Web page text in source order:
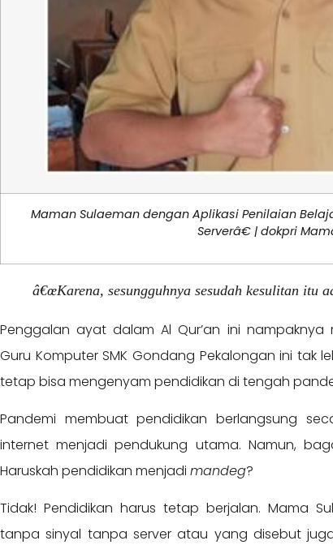
Maman Sulaeman dengan Aplikasi Penilaian
Serverâ€ | dokpri
â€œKarena, sesungguhnya sesudah kesulitan itu
Penggalan ayat dalam Al Qur’an ini
Guru Komputer SMK Gondang Pekalongan ini tak
tetap bisa mengenyam pendidikan di tengah
Pandemi membuat pendidikan berlangsung
internet menjadi pendukung utama. Namun,
Haruskah pendidikan menjadi mandeg?
Tidak! Pendidikan harus tetap berjalan. Mama
tanpa sinyal tanpa server atau yang disebut juga